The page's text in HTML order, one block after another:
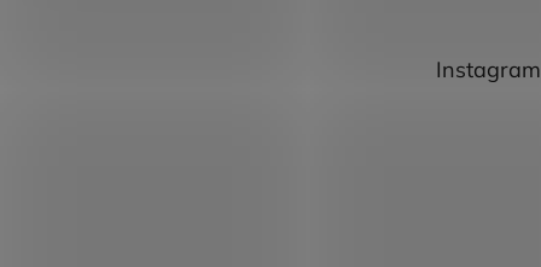
Instagram